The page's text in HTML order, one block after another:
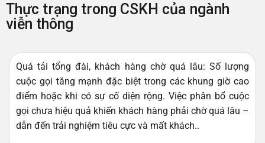
Thực trạng trong CSKH của ngành
viễn thông
Quá tải tổng đài, khách hàng chờ quá lâu: Số lượng
cuộc gọi tăng mạnh đặc biệt trong các khung giờ cao
điểm hoặc khi có sự cố diện rộng. Việc phân bổ cuộc
gọi chưa hiệu quả khiến khách hàng phải chờ quá lâu –
dẫn đến trải nghiệm tiêu cực và mất khách..